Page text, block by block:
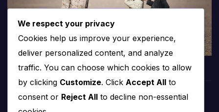
We respect your privacy
Cookies help us improve your experience,
deliver personalized content, and analyze
traffic. You can choose which cookies to allow
by clicking Customize. Click Accept All to
consent or Reject All to decline non-essential